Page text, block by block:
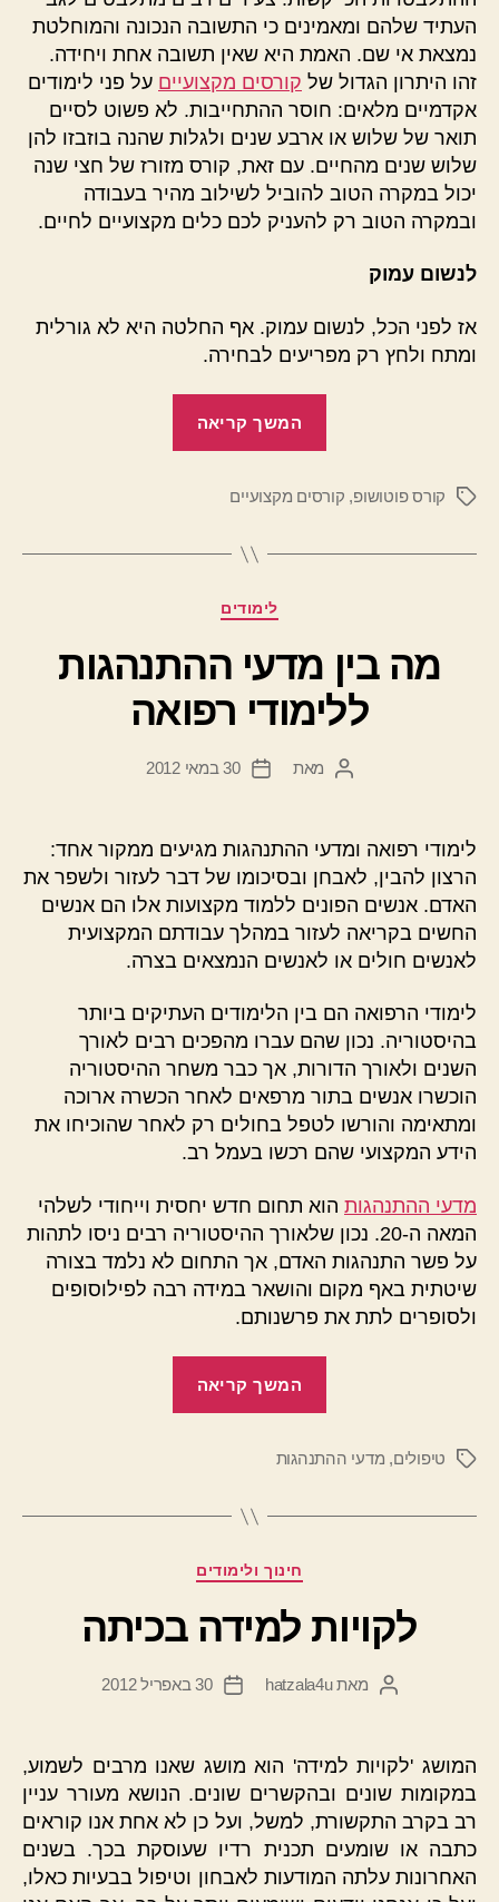
העתיד שלהם ומאמינים כי התשובה הנכונה והמוחלטת
נמצאת אי שם. האמת היא שאין תשובה אחת ויחידה.
זהו היתרון הגדול של קורסים מקצועיים על פני לימודים
אקדמיים מלאים: חוסר ההתחייבות. לא פשוט לסיים
תואר של שלוש או ארבע שנים ולגלות שהנה בוזבזו להן
שלוש שנים מהחיים. עם זאת, קורס מזורז של חצי שנה
יכול במקרה הטוב להוביל לשילוב מהיר בעבודה
ובמקרה הטוב רק להעניק לכם כלים מקצועיים לחיים.
לנשום עמוק
אז לפני הכל, לנשום עמוק. אף החלטה היא לא גורלית
ומתח ולחץ רק מפריעים לבחירה.
המשך קריאה
תגיותקורס פוטושופ, קורסים מקצועיים
קטגוריותלימודים
מה בין מדעי ההתנהגות
ללימודי רפואה
המחבר
מאת
תאריך
30 במאי 2012
לימודי רפואה ומדעי ההתנהגות מגיעים ממקור אחד:
הרצון להבין, לאבחן ובסיכומו של דבר לעזור ולשפר את
האדם. אנשים הפונים ללמוד מקצועות אלו הם אנשים
החשים בקריאה לעזור במהלך עבודתם המקצועית
לאנשים חולים או לאנשים הנמצאים בצרה.
לימודי הרפואה הם בין הלימודים העתיקים ביותר
בהיסטוריה. נכון שהם עברו מהפכים רבים לאורך
השנים ולאורך הדורות, אך כבר משחר ההיסטוריה
הוכשרו אנשים בתור מרפאים לאחר הכשרה ארוכה
ומתאימה והורשו לטפל בחולים רק לאחר שהוכיחו את
הידע המקצועי שהם רכשו בעמל רב.
מדעי ההתנהגות הוא תחום חדש יחסית וייחודי לשלהי
המאה ה-20. נכון שלאורך ההיסטוריה רבים ניסו לתהות
על פשר התנהגות האדם, אך התחום לא נלמד בצורה
שיטתית באף מקום והושאר במידה רבה לפילוסופים
ולסופרים לתת את פרשנותם.
המשך קריאה
רפואה"
תגיותטיפולים, מדעי ההתנהגות
קטגוריות
חינוך ולימודים
לקויות למידה בכיתה
המחבר
מאתhatzala4u
תאריך
30 באפריל 2012
המושג 'לקויות למידה' הוא מושג שאנו מרבים לשמוע,
במקומות שונים ובהקשרים שונים. הנושא מעורר עניין
רב בקרב התקשורת, למשל, ועל כן לא אחת אנו קוראים
כתבה או שומעים תכנית רדיו שעוסקת בכך. בשנים
האחרונות עלתה המודעות לאבחון וטיפול בבעיות כאלו,